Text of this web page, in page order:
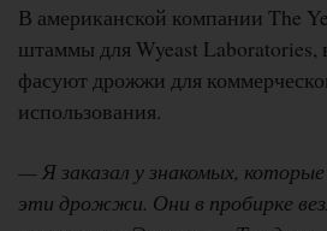
В американской компании The
штаммы для Wyeast Laboratories,
фасуют дрожжи для
использования.
— Я заказал у знакомых,
эти дрожжи. Они в пробирке